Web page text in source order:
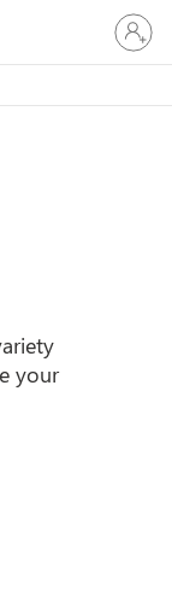
Sign
in
to
account
your